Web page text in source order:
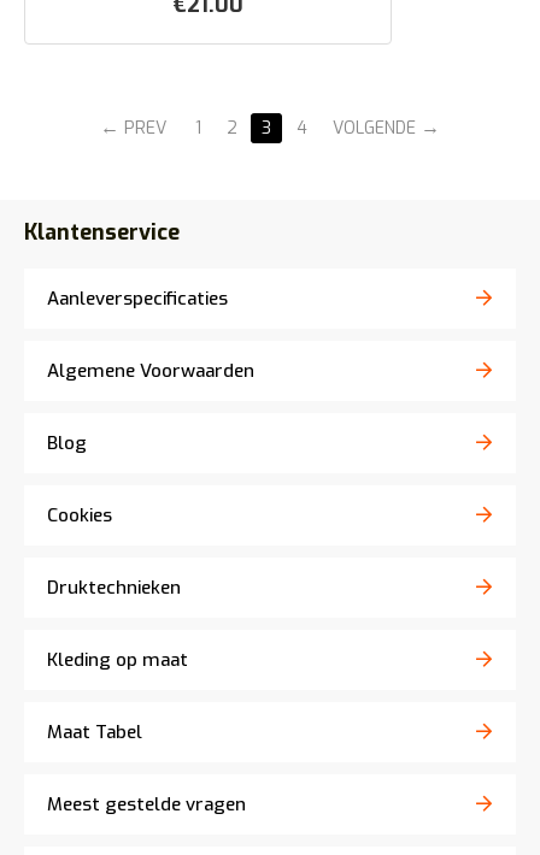
PREV 1 2 3 4 VOLGENDE
Klantenservice
Aanleverspecificaties
Algemene Voorwaarden
Blog
Cookies
Druktechnieken
Kleding op maat
Maat Tabel
Meest gestelde vragen